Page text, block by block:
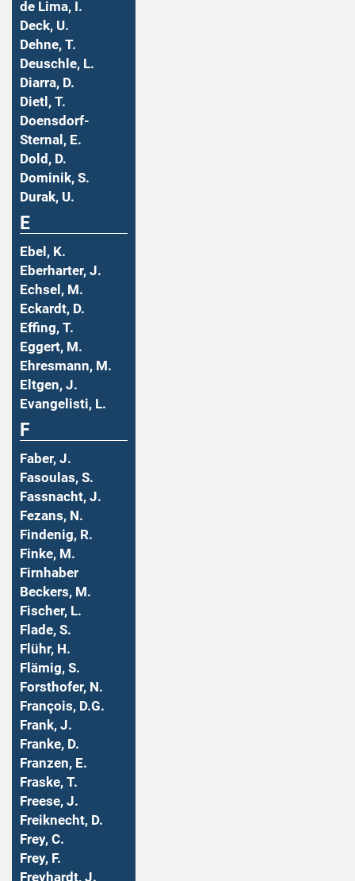
de Lima, I.
Deck, U.
Dehne, T.
Deuschle, L.
Diarra, D.
Dietl, T.
Doensdorf-
Sternal, E.
Dold, D.
Dominik, S.
Durak, U.
E
Ebel, K.
Eberharter, J.
Echsel, M.
Eckardt, D.
Effing, T.
Eggert, M.
Ehresmann, M.
Eltgen, J.
Evangelisti, L.
F
Faber, J.
Fasoulas, S.
Fassnacht, J.
Fezans, N.
Findenig, R.
Finke, M.
Firnhaber
Beckers, M.
Fischer, L.
Flade, S.
Flühr, H.
Flämig, S.
Forsthofer, N.
François, D.G.
Frank, J.
Franke, D.
Franzen, E.
Fraske, T.
Freese, J.
Freiknecht, D.
Frey, C.
Frey, F.
Freyhardt, J.